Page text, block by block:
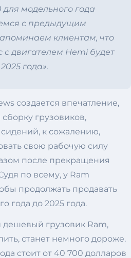
модельного года
с предыдущим
клиентам, что
с двигателем Hemi будет
года».
создается впечатление,
грузовиков,
к сожалению,
свою рабочую силу
после прекращения
по всему, у Ram
продолжать продавать
года до 2025 года.
грузовик Ram,
станет немного дороже.
стоит от 40 700 долларов